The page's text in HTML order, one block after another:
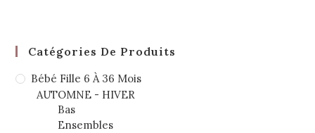
Catégories De Produits
Bébé Fille 6 À 36 Mois
AUTOMNE - HIVER
Bas
Ensembles